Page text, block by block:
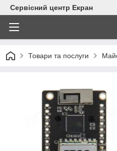
Сервісний центр Екран
Товари та послуги